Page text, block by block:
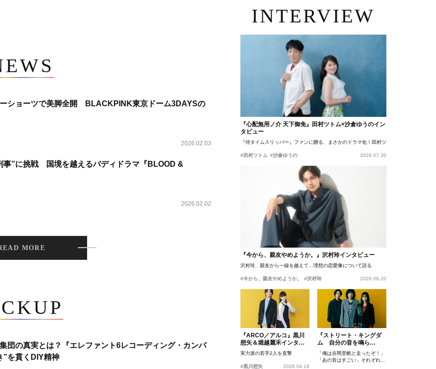
ショーツで美脚全開 BLACKPINK東京ドーム3DAYSの
2026.02.03
事”に挑戦 国境を越えるバディドラマ『BLOOD &
2026.02.02
MORE
団の真実とは？『エレファント6レコーディング・カンパ
”を貫くDIY精神
INTERVIEW
『心配無用ノ介 天下御免』田村ツトム×沙倉ゆうのイン
タビュー
『侍タイムスリッパー』ファンに贈る、まさかのドラマ化！田村ツトム×沙倉ゆうのが語
#田村ツトム #沙倉ゆうの 2026.07.30
『今から、親友やめようか。』沢村玲インタビュー
沢村玲、親友から一線を越えて…理想の恋愛像について語る
#今から、親友やめようか。 #沢村玲 2026.06.20
『ARCO／アルコ』黒川
想矢＆堀越麗禾インタビ
ュー
実力派の若手2人を直撃
#黒川想矢 2026.04.18
『ストリート・キングダ
ム 自分の音を鳴ら
せ。』峯田和伸、若葉竜
也、吉岡里帆インタビュ
ー
「俺は吉岡里帆と走ったぞ！」
「あの音はすごい」それぞれの